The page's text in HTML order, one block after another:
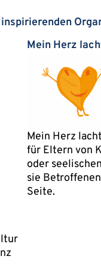
Mein Herz
Mein Herz
für Eltern von
oder
sie
Seite.